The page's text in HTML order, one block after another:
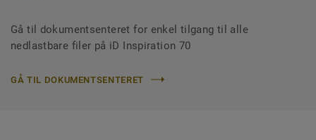
Gå til dokumentsenteret for enkel tilgang til alle
nedlastbare filer på iD Inspiration 70
GÅ TIL DOKUMENTSENTERET